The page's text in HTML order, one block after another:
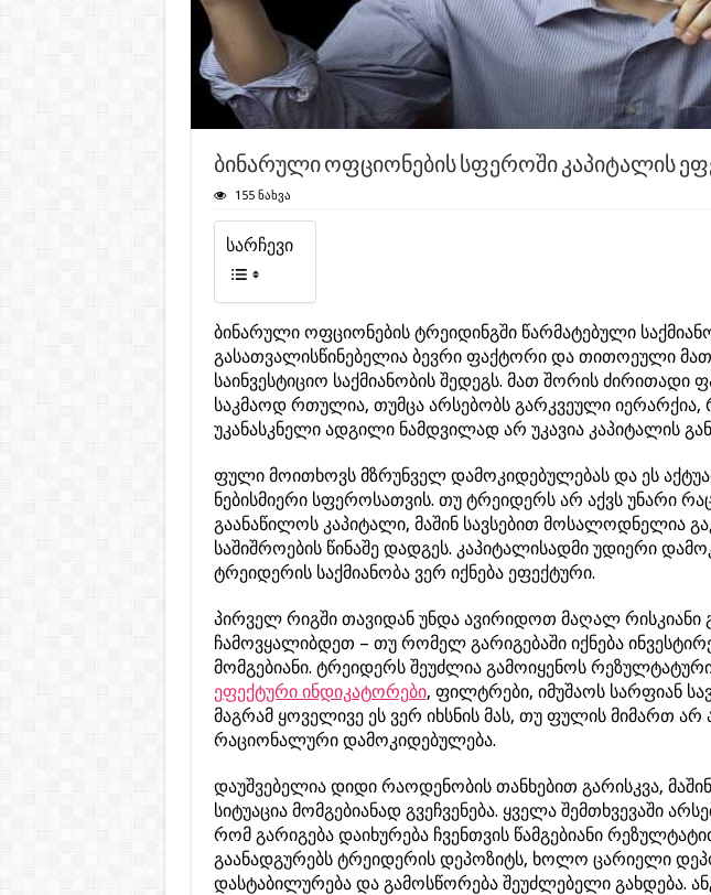
ბინარული ოფციონების სფეროში კაპიტალის
155 ნახვა
სარჩევი
ბინარული ოფციონების ტრეიდინგში წარმატებული
გასათვალისწინებელია ბევრი ფაქტორი და თითოეული
საინვესტიციო საქმიანობის შედეგს. მათ შორის ძირითადი
საკმაოდ რთულია, თუმცა არსებობს გარკვეული
უკანასკნელი ადგილი ნამდვილად არ უკავია კაპიტალის
ფული მოითხოვს მზრუნველ დამოკიდებულებას და ეს
ნებისმიერი სფეროსათვის. თუ ტრეიდერს არ აქვს უნარი
გაანაწილოს კაპიტალი, მაშინ სავსებით მოსალოდნელია
საშიშროების წინაშე დადგეს. კაპიტალისადმი უდიერი
ტრეიდერის საქმიანობა ვერ იქნება ეფექტური.
პირველ რიგში თავიდან უნდა ავირიდოთ მაღალ რისკიანი
ჩამოვყალიბდეთ – თუ რომელ გარიგებაში იქნება
მომგებიანი. ტრეიდერს შეუძლია გამოიყენოს
ეფექტური ინდიკატორები, ფილტრები, იმუშაოს სარფიან
მაგრამ ყოველივე ეს ვერ იხსნის მას, თუ ფულის მიმართ არ
რაციონალური დამოკიდებულება.
დაუშვებელია დიდი რაოდენობის თანხებით გარისკვა,
სიტუაცია მომგებიანად გვეჩვენება. ყველა შემთხვევაში
რომ გარიგება დაიხურება ჩვენთვის წამგებიანი
გაანადგურებს ტრეიდერის დეპოზიტს, ხოლო ცარიელი
დასტაბილურება და გამოსწორება შეუძლებელი გახდება.